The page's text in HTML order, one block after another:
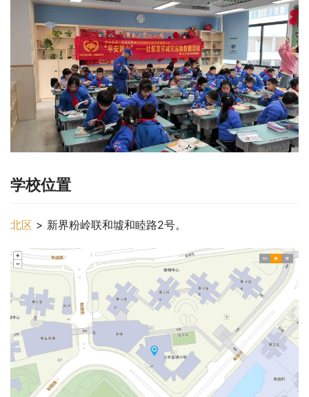
学校位置
北区 > 新界粉岭联和墟和睦路2号。